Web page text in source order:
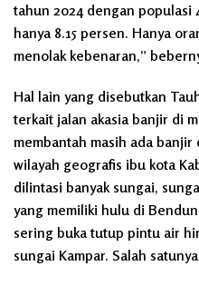
tahun 2024 dengan populasi
hanya 8.15 persen. Hanya
menolak kebenaran,”
Hal lain yang disebutkan
terkait jalan akasia banjir di
membantah masih ada
wilayah geografis ibu kota
dilintasi banyak sungai,
yang memiliki hulu di
sering buka tutup pintu air
sungai Kampar. Salah